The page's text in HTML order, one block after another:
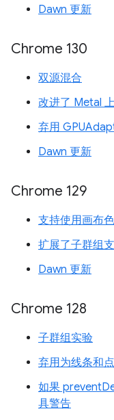
Dawn 更新
Chrome 130
双源混合
改进了 Metal
弃用
Dawn 更新
Chrome 129
支持使用画布
扩展了子群组
Dawn 更新
Chrome 128
子群组实验
弃用为线条和
如果
具警告